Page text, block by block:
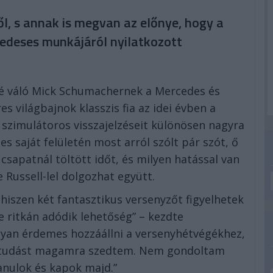
annak is megvan az előnye, hogy a
munkájáról nyilatkozott
Mick Schumachernek a Mercedes és
világbajnok klasszis fia az idei évben a
visszajelzéseit különösen nagyra
saját felületén most arról szólt pár szót, ő
töltött időt, és milyen hatással van
Russell-lel dolgozhat együtt.
két fantasztikus versenyzőt figyelhetek
adódik lehetőség” – kezdte
érdemes hozzáállni a versenyhétvégékhez,
magamra szedtem. Nem gondoltam
és kapok majd.”